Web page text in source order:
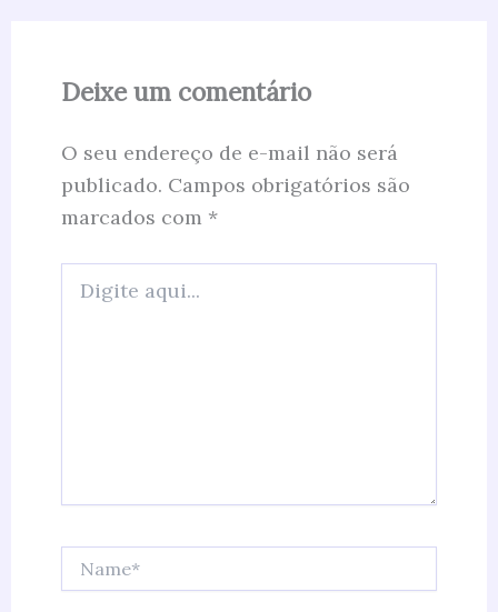
Deixe um comentário
O seu endereço de e-mail não será
publicado. Campos obrigatórios são
marcados com *
aqui...